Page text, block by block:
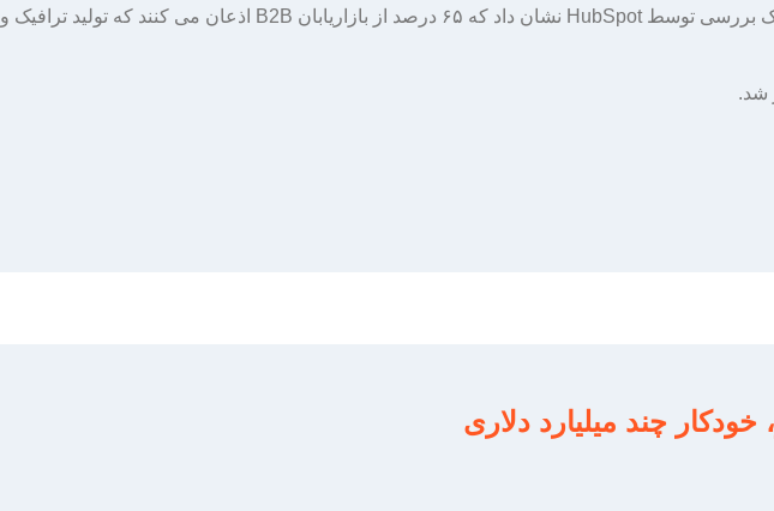
استارتاپ ها و کسب و کارهای کوچک. در واقع، یک بررسی توسط HubSpot نشان داد که ۶۵ درصد از بازاریابان B2B اذعان می کنند که تولید ترافیک و
شد.
چند میلیارد دلاری